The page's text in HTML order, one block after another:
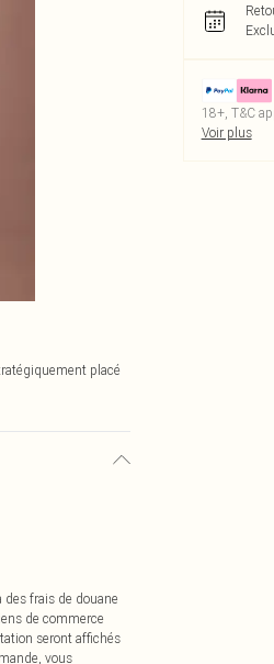
placé
frais de douane
de commerce
seront affichés
vous
18+, T&C
Voir plus